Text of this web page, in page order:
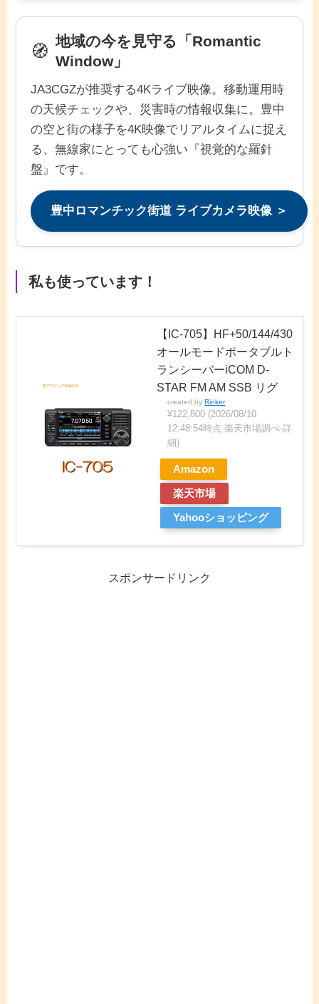
🧭 地域の今を見守る「Romantic
Window」
JA3CGZが推奨する4Kライブ映像。移動運用時
の天候チェックや、災害時の情報収集に。豊中
の空と街の様子を4K映像でリアルタイムに捉え
る、無線家にとっても心強い『視覚的な羅針
盤』です。
豊中ロマンチック街道 ライブカメラ映像 ＞
私も使っています！
【IC-705】HF+50/144/430
オールモードポータブルト
ランシーバーiCOM D-
STAR FM AM SSB リグ
created byRinker
¥122,800 (2026/08/10
12:48:54時点 楽天市場調べ-詳
細)
Amazon
楽天市場
Yahooショッピング
スポンサードリンク